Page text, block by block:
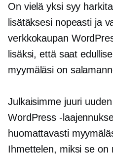
On vielä yksi syy
lisätäksesi nopeasti ja
verkkokaupan
lisäksi, että saat
myymäläsi on
Julkaisimme juuri
WordPress -
huomattavasti
Ihmettelen, miksi se on